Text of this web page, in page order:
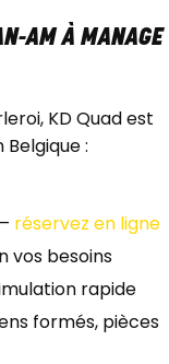
AM À MANAGE
KD Quad est
:
réservez en ligne
vos besoins
rapide
formés, pièces